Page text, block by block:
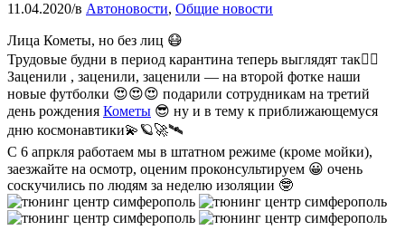
11.04.2020/в Автоновости, Общие новости
Лица Кометы, но без лиц 😷
Трудовые будни в период карантина теперь выглядят так☝🏻
Заценили , заценили, заценили — на второй фотке наши
новые футболки 😍😍😍 подарили сотрудникам на третий
день рождения Кометы 😎 ну и в тему к приближающемуся
дню космонавтики💫🪐🚀🛰
С 6 апркля работаем мы в штатном режиме (кроме мойки),
заезжайте на осмотр, оценим проконсультируем 😀 очень
соскучились по людям за неделю изоляции 🤓